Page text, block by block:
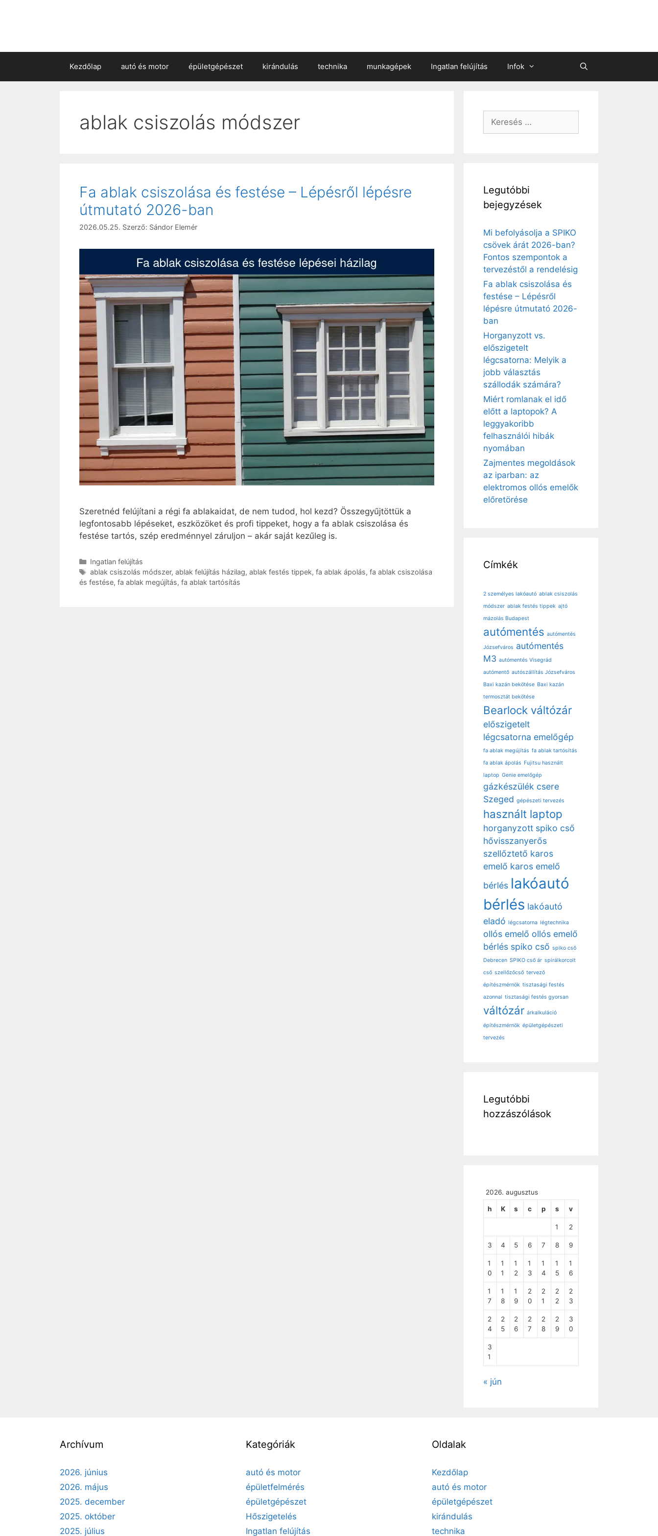
Kezdőlap autó és motor épületgépészet kirándulás technika munkagépek Ingatlan felújítás Infok
ablak csiszolás módszer
Fa ablak csiszolása és festése – Lépésről lépésre
útmutató 2026-ban
2026.05.25. Szerző: Sándor Elemér
Szeretnéd felújítani a régi fa ablakaidat, de nem tudod, hol kezd? Összegyűjtöttük a
legfontosabb lépéseket, eszközöket és profi tippeket, hogy a fa ablak csiszolása és
festése tartós, szép eredménnyel záruljon – akár saját kezűleg is.
Kategória
Ingatlan felújítás
Címkék
ablak csiszolás módszer, ablak felújítás házilag, ablak festés tippek, fa ablak ápolás, fa ablak csiszolása
és festése, fa ablak megújítás, fa ablak tartósítás
Keresés:
Legutóbbi
bejegyzések
Mi befolyásolja a SPIKO
csövek árát 2026-ban?
Fontos szempontok a
tervezéstől a rendelésig
Fa ablak csiszolása és
festése – Lépésről
lépésre útmutató 2026-
ban
Horganyzott vs.
előszigetelt
légcsatorna: Melyik a
jobb választás
szállodák számára?
Miért romlanak el idő
előtt a laptopok? A
leggyakoribb
felhasználói hibák
nyomában
Zajmentes megoldások
az iparban: az
elektromos ollós emelők
előretörése
Címkék
2 személyes lakóautó ablak csiszolás
módszer ablak festés tippek ajtó
mázolás Budapest
autómentés autómentés
Józsefváros autómentés
M3 autómentés Visegrád
autómentő autószállítás Józsefváros
Baxi kazán bekötése Baxi kazán
termosztát bekötése
Bearlock váltózár
előszigetelt
légcsatorna emelőgép
fa ablak megújítás fa ablak tartósítás
fa ablak ápolás Fujitsu használt
laptop Genie emelőgép
gázkészülék csere
Szeged gépészeti tervezés
használt laptop
horganyzott spiko cső
hővisszanyerős
szellőztető karos
emelő karos emelő
bérlés lakóautó
bérlés lakóautó
eladó légcsatorna légtechnika
ollós emelő ollós emelő
bérlés spiko cső spiko cső
Debrecen SPIKO cső ár spirálkorcolt
cső szellőzőcső tervező
építészmérnök tisztasági festés
azonnal tisztasági festés gyorsan
váltózár árkalkuláció
építészmérnök épületgépészeti
tervezés
Legutóbbi
hozzászólások
2026. augusztus
h K s c p s v
1 2
3 4 5 6 7 8 9
1
0
1
1
1
2
1
3
1
4
1
5
1
6
1
7
1
8
1
9
2
0
2
1
2
2
2
3
2
4
2
5
2
6
2
7
2
8
2
9
3
0
3
1
« jún
Archívum
2026. június
2026. május
2025. december
2025. október
2025. július
Kategóriák
autó és motor
épületfelmérés
épületgépészet
Hőszigetelés
Ingatlan felújítás
Oldalak
Kezdőlap
autó és motor
épületgépészet
kirándulás
technika